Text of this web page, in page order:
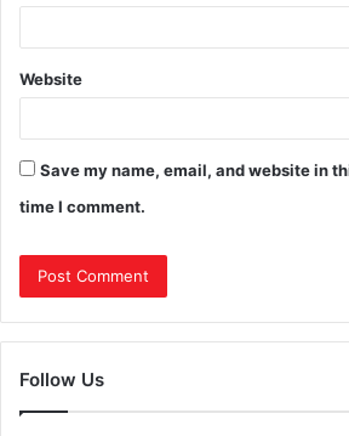
Website
Save my name, email, and website in
time I comment.
Follow Us